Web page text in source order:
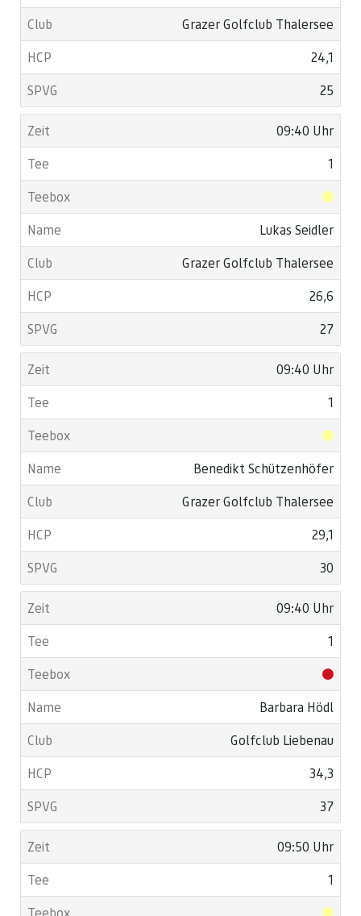
Grazer Golfclub Thalersee
24,1
25
09:40 Uhr
1
Lukas Seidler
Grazer Golfclub Thalersee
26,6
27
09:40 Uhr
1
Benedikt Schützenhöfer
Grazer Golfclub Thalersee
29,1
30
09:40 Uhr
1
Barbara Hödl
Golfclub Liebenau
34,3
37
09:50 Uhr
1